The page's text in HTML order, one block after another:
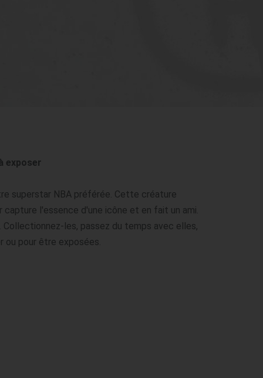
exposer
superstar NBA préférée. Cette créature
capture l'essence d'une icône et en fait un ami.
les, passez du temps avec elles,
ou pour être exposées.